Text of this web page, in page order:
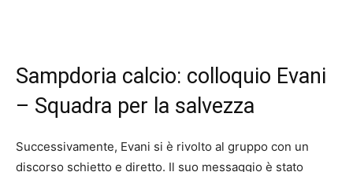
Sampdoria calcio: colloquio Evani
– Squadra per la salvezza
Successivamente, Evani si è rivolto al gruppo con un
discorso schietto e diretto. Il suo messaggio è stato